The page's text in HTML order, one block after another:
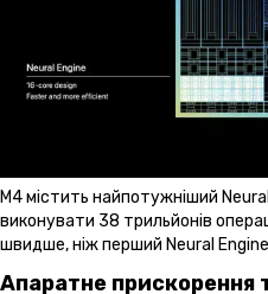
M4 містить найпотужніший
виконувати 38 трильйонів
швидше, ніж перший Neural Engine
Апаратне прискорення